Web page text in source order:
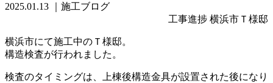
2025.01.13
｜施工ブログ
工事進捗 横浜市Ｔ様邸
横浜市にて施工中のＴ様邸。
構造検査が行われました。
検査のタイミングは、上棟後構造金具が設置された後になり